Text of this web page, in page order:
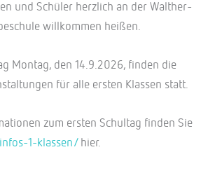
und Schüler herzlich an der Walther-
willkommen heißen.
Montag, den 14.9.2026, finden die
für alle ersten Klassen statt.
zum ersten Schultag finden Sie
1-klassen/hier.